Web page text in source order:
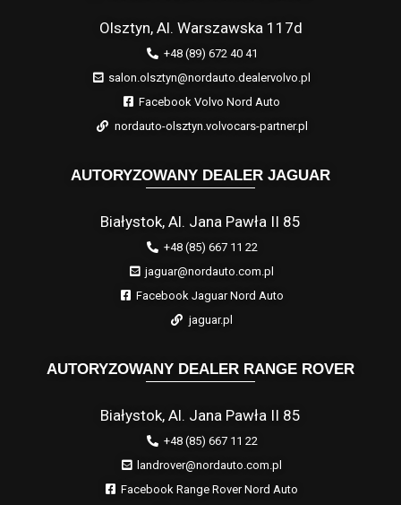
Olsztyn, Al. Warszawska 117d
+48 (89) 672 40 41
salon.olsztyn@nordauto.dealervolvo.pl
Facebook Volvo Nord Auto
nordauto-olsztyn.volvocars-partner.pl
AUTORYZOWANY DEALER JAGUAR
Białystok, Al. Jana Pawła II 85
+48 (85) 667 11 22
jaguar@nordauto.com.pl
Facebook Jaguar Nord Auto
jaguar.pl
AUTORYZOWANY DEALER RANGE ROVER
Białystok, Al. Jana Pawła II 85
+48 (85) 667 11 22
landrover@nordauto.com.pl
Facebook Range Rover Nord Auto